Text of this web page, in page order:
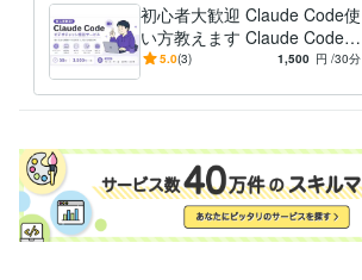
初心者大歓迎 Claude Code使
い方教えます Claude Codeを
初学者にもわかりやすくお伝
5.0(3) 1,500 円 /30分